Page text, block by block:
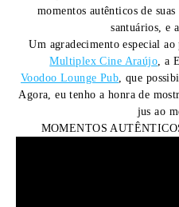
momentos autênticos de
santuários, e
Um agradecimento especial
Multiplex Cine Araújo, a
Voodoo Lounge Pub, que
Agora, eu tenho a honra de
jus ao
MOMENTOS